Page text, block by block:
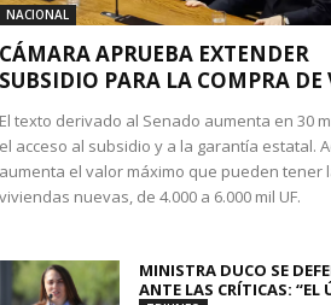
NACIONAL
CÁMARA APRUEBA EXTENDER
SUBSIDIO PARA LA COMPRA DE
El texto derivado al Senado aumenta en 30
el acceso al subsidio y a la garantía estatal.
aumenta el valor máximo que pueden tener
viviendas nuevas, de 4.000 a 6.000 mil UF.
MINISTRA DUCO SE
ANTE LAS CRÍTICAS: “EL